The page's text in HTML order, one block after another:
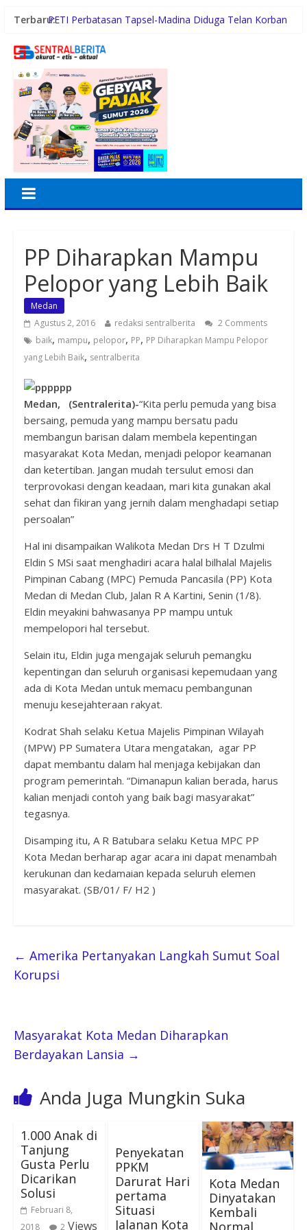
Terbaru:PETI Perbatasan Tapsel-Madina Diduga Telan Korban
Sambut HUT ke-81 RI, BRI BO Kramat Jati Semarakkan
Perkuat Keimanan dan Ukhuwah, BRI Region 6 Gelar
Pengajian Rutin Bersama Pekerja
BRI BO Sudirman Semanggi Hadiri HUT ke-7 DWP
DPD RI, Pererat Sinergi
Terlibat Jual Beli Sabu, Pasukan Tempur Geng Motor
GPS Disergap Satuan Resnarkoba Polrestabes Medan
PP Diharapkan Mampu
Pelopor yang Lebih Baik
Medan
Agustus 2, 2016
redaksi sentralberita
2 Comments
baik, mampu, pelopor, PP, PP Diharapkan Mampu Pelopor
yang Lebih Baik, sentralberita
Medan, (Sentralerita)-“Kita perlu pemuda yang bisa
bersaing, pemuda yang mampu bersatu padu
membangun barisan dalam membela kepentingan
masyarakat Kota Medan, menjadi pelopor keamanan
dan ketertiban. Jangan mudah tersulut emosi dan
terprovokasi dengan keadaan, mari kita gunakan akal
sehat dan fikiran yang jernih dalam menghadapi setiap
persoalan”
Hal ini disampaikan Walikota Medan Drs H T Dzulmi
Eldin S MSi saat menghadiri acara halal bilhalal Majelis
Pimpinan Cabang (MPC) Pemuda Pancasila (PP) Kota
Medan di Medan Club, Jalan R A Kartini, Senin (1/8).
Eldin meyakini bahwasanya PP mampu untuk
mempelopori hal tersebut.
Selain itu, Eldin juga mengajak seluruh pemangku
kepentingan dan seluruh organisasi kepemudaan yang
ada di Kota Medan untuk memacu pembangunan
menuju kesejahteraan rakyat.
Kodrat Shah selaku Ketua Majelis Pimpinan Wilayah
(MPW) PP Sumatera Utara mengatakan, agar PP
dapat membantu dalam hal menjaga kebijakan dan
program pemerintah. “Dimanapun kalian berada, harus
kalian menjadi contoh yang baik bagi masyarakat”
tegasnya.
Disamping itu, A R Batubara selaku Ketua MPC PP
Kota Medan berharap agar acara ini dapat menambah
kerukunan dan kedamaian kepada seluruh elemen
masyarakat. (SB/01/ F/ H2 )
← Amerika Pertanyakan Langkah Sumut Soal
Korupsi
Masyarakat Kota Medan Diharapkan
Berdayakan Lansia →
Anda Juga Mungkin Suka
1.000 Anak di
Tanjung
Gusta Perlu
Dicarikan
Solusi
Februari 8,
2018
2 Views
Penyekatan
PPKM
Darurat Hari
pertama
Situasi
Jalanan Kota
Kota Medan
Dinyatakan
Kembali
Normal